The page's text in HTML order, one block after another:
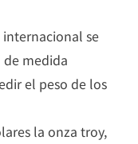
se
de medida
el peso de los
la onza troy,